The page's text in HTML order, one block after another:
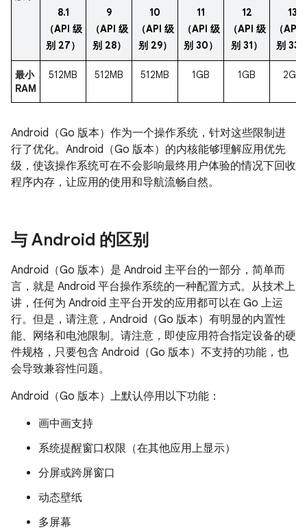
8.1
（API 级
别 27）
9
（API 级
别 28）
10
（API 级
别 29）
11
（API 级
别 30）
12
（API 级
别 31）
13
（API
别 33
最小
RAM
512MB 512MB 512MB 1GB 1GB 2GB
Android（Go 版本）作为一个操作系统，针对这些限制进
行了优化。Android（Go 版本）的内核能够理解应用优先
级，使该操作系统可在不会影响最终用户体验的情况下回收
程序内存，让应用的使用和导航流畅自然。
与 Android 的区别
Android（Go 版本）是 Android 主平台的一部分，简单而
言，就是 Android 平台操作系统的一种配置方式。从技术上
讲，任何为 Android 主平台开发的应用都可以在 Go 上运
行。但是，请注意，Android（Go 版本）有明显的内置性
能、网络和电池限制。请注意，即使应用符合指定设备的硬
件规格，只要包含 Android（Go 版本）不支持的功能，也
会导致兼容性问题。
Android（Go 版本）上默认停用以下功能：
画中画支持
系统提醒窗口权限（在其他应用上显示）
分屏或跨屏窗口
动态壁纸
多屏幕